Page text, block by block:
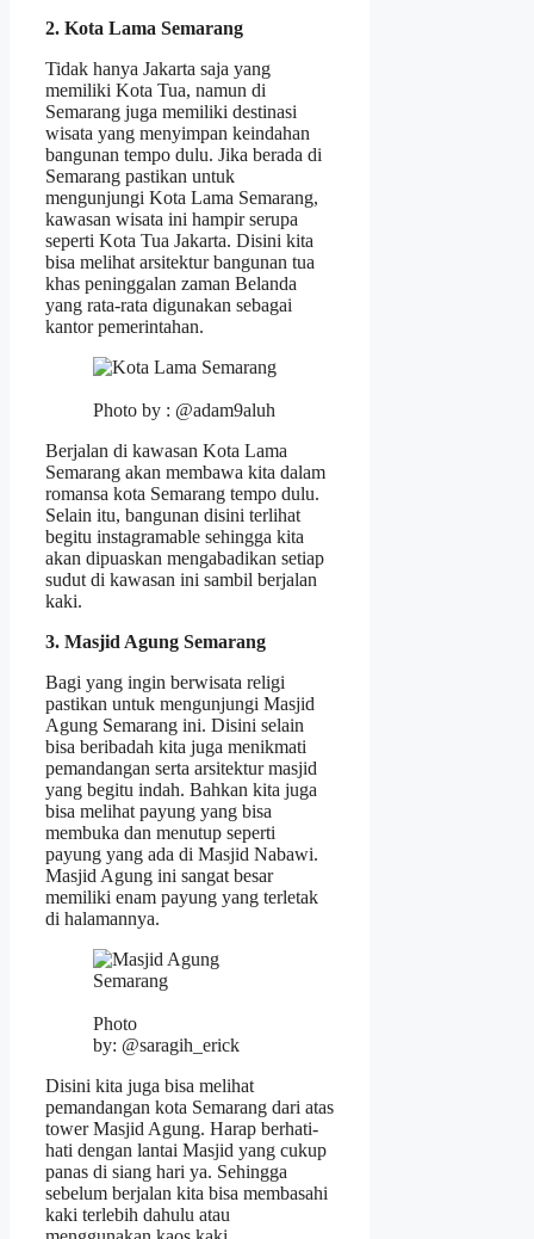
2. Kota Lama Semarang
Tidak hanya Jakarta saja yang
memiliki Kota Tua, namun di
Semarang juga memiliki destinasi
wisata yang menyimpan keindahan
bangunan tempo dulu. Jika berada di
Semarang pastikan untuk
mengunjungi Kota Lama Semarang,
kawasan wisata ini hampir serupa
seperti Kota Tua Jakarta. Disini kita
bisa melihat arsitektur bangunan tua
khas peninggalan zaman Belanda
yang rata-rata digunakan sebagai
kantor pemerintahan.
Photo by : @adam9aluh
Berjalan di kawasan Kota Lama
Semarang akan membawa kita dalam
romansa kota Semarang tempo dulu.
Selain itu, bangunan disini terlihat
begitu instagramable sehingga kita
akan dipuaskan mengabadikan setiap
sudut di kawasan ini sambil berjalan
kaki.
3. Masjid Agung Semarang
Bagi yang ingin berwisata religi
pastikan untuk mengunjungi Masjid
Agung Semarang ini. Disini selain
bisa beribadah kita juga menikmati
pemandangan serta arsitektur masjid
yang begitu indah. Bahkan kita juga
bisa melihat payung yang bisa
membuka dan menutup seperti
payung yang ada di Masjid Nabawi.
Masjid Agung ini sangat besar
memiliki enam payung yang terletak
di halamannya.
Photo
by: @saragih_erick
Disini kita juga bisa melihat
pemandangan kota Semarang dari atas
tower Masjid Agung. Harap berhati-
hati dengan lantai Masjid yang cukup
panas di siang hari ya. Sehingga
sebelum berjalan kita bisa membasahi
kaki terlebih dahulu atau